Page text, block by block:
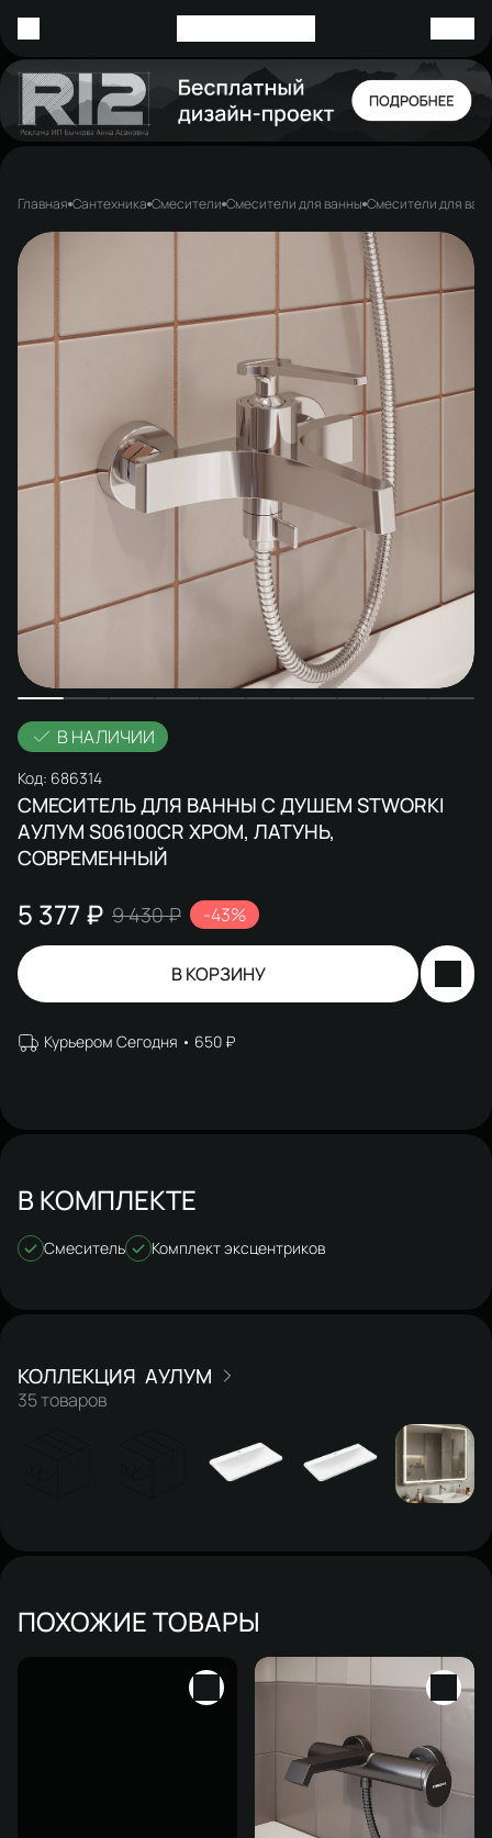
Главная Сантехника Смесители Смесители для ванны Смесители для
В НАЛИЧИИ
Код: 686314
СМЕСИТЕЛЬ ДЛЯ ВАННЫ С ДУШЕМ STWORKI
АУЛУМ S06100CR ХРОМ, ЛАТУНЬ,
СОВРЕМЕННЫЙ
5 377 ₽ 9 430 ₽ -43%
В КОРЗИНУ
Курьером Сегодня 650 ₽
В КОМПЛЕКТЕ
Смеситель Комплект эксцентриков
АУЛУМ
35 товаров
ПОХОЖИЕ ТОВАРЫ